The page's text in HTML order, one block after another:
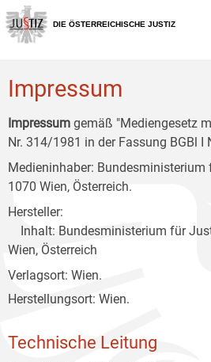
Zur
Hauptnavigation
[1]
Zum
Inhalt
[2]
Zum
Untermenü
[3]
DIE ÖSTERREICHISCHE JUSTIZ
Impressum
Impressum gemäß "Mediengesetz
Nr. 314/1981 in der Fassung BGBl I
Medieninhaber:
1070 Wien, Österreich.
Hersteller:
Inhalt: Bundesministerium für
Wien, Österreich
Verlagsort: Wien.
Herstellungsort: Wien.
Technische Leitung